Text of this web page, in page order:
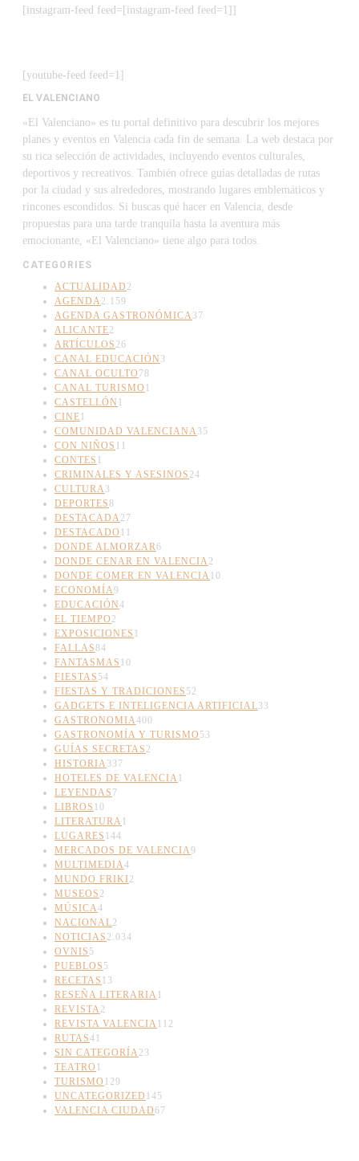
[instagram-feed feed=[instagram-feed feed=1]]
[youtube-feed feed=1]
EL VALENCIANO
«El Valenciano» es tu portal definitivo para descubrir los mejores
planes y eventos en Valencia cada fin de semana. La web destaca por
su rica selección de actividades, incluyendo eventos culturales,
deportivos y recreativos. También ofrece guías detalladas de rutas
por la ciudad y sus alrededores, mostrando lugares emblemáticos y
rincones escondidos. Si buscas qué hacer en Valencia, desde
propuestas para una tarde tranquila hasta la aventura más
emocionante, «El Valenciano» tiene algo para todos.
CATEGORIES
ACTUALIDAD 2
AGENDA2.159
AGENDA GASTRONÓMICA37
ALICANTE2
ARTÍCULOS 26
CANAL EDUCACIÓN 3
CANAL OCULTO 78
CANAL TURISMO 1
CASTELLÓN 1
CINE1
COMUNIDAD VALENCIANA35
CON NIÑOS 11
CONTES 1
CRIMINALES Y ASESINOS 24
CULTURA3
DEPORTES8
DESTACADA27
DESTACADO 11
DONDE ALMORZAR6
DONDE CENAR EN VALENCIA2
DONDE COMER EN VALENCIA10
ECONOMÍA9
EDUCACIÓN4
EL TIEMPO 2
EXPOSICIONES 1
FALLAS84
FANTASMAS 10
FIESTAS 54
FIESTAS Y TRADICIONES 52
GADGETS E INTELIGENCIA ARTIFICIAL33
GASTRONOMIA400
GASTRONOMÍA Y TURISMO 53
GUÍAS SECRETAS 2
HISTORIA337
HOTELES DE VALENCIA1
LEYENDAS 7
LIBROS 10
LITERATURA1
LUGARES 144
MERCADOS DE VALENCIA9
MULTIMEDIA4
MUNDO FRIKI2
MUSEOS 2
MÚSICA4
NACIONAL2
NOTICIAS 2.034
OVNIS 5
PUEBLOS 5
RECETAS 13
RESEÑA LITERARIA1
REVISTA2
REVISTA VALENCIA112
RUTAS41
SIN CATEGORÍA23
TEATRO 1
TURISMO 129
UNCATEGORIZED 145
VALENCIA CIUDAD67